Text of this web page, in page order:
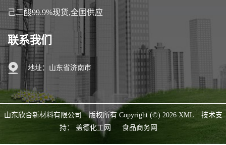
己二酸99.9%现货,全国供应
联系我们
地址：山东省济南市
山东欣合新材料有限公司 版权所有 Copyright (©) 2026XML
技术支
持： 盖德化工网 食品商务网